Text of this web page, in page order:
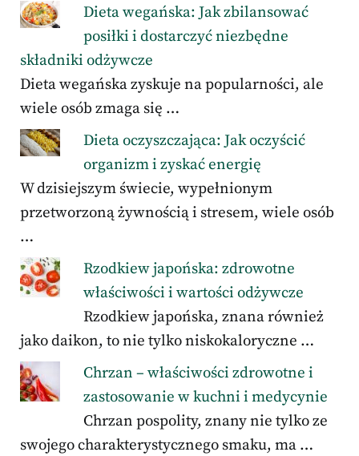
Dieta wegańska: Jak zbilansować
posiłki i dostarczyć niezbędne
składniki odżywcze
Dieta wegańska zyskuje na popularności, ale
wiele osób zmaga się …
Dieta oczyszczająca: Jak oczyścić
organizm i zyskać energię
W dzisiejszym świecie, wypełnionym
przetworzoną żywnością i stresem, wiele osób
…
Rzodkiew japońska: zdrowotne
właściwości i wartości odżywcze
Rzodkiew japońska, znana również
jako daikon, to nie tylko niskokaloryczne …
Chrzan – właściwości zdrowotne i
zastosowanie w kuchni i medycynie
Chrzan pospolity, znany nie tylko ze
swojego charakterystycznego smaku, ma …